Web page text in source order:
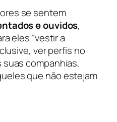
se sentem
e ouvidos,
eles “vestir a
ver perfis no
companhias,
que não estejam